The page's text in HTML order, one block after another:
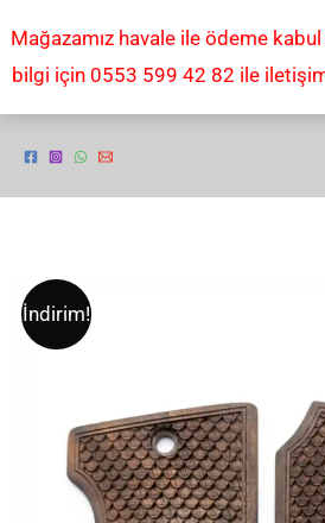
Mağazamız havale ile ödeme
bilgi için 0553 599 42 82 ile
İndirim!
₺2,00.fiyat:
₺1,00.
Astra
falcon
tabanca
kabzesi